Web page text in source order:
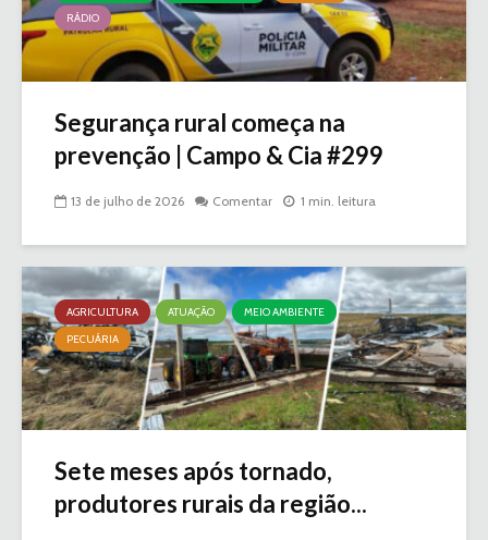
RÁDIO
Segurança rural começa na
prevenção | Campo & Cia #299
13 de julho de 2026 Comentar 1 min. leitura
AGRICULTURA ATUAÇÃO
MEIO AMBIENTE
PECUÁRIA
Sete meses após tornado,
produtores rurais da região...